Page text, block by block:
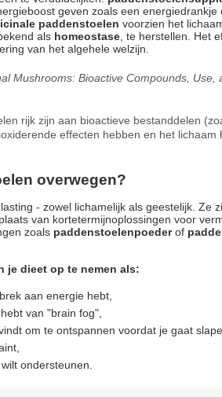
geven zoals een energiedrankje
paddenstoelen voorzien het
als homeostase , te herstellen. Het
van het algehele welzijn.
Mushrooms: Bioactive Compounds, Use,
rijk zijn aan bioactieve bestanddelen
effecten hebben en het lichaam
overwegen?
- zowel lichamelijk als geestelijk. Ze
van kortetermijnoplossingen voor
zoals paddenstoelenpoederof
je dieet op te nemen als:
aan energie hebt,
van "brain fog",
om te ontspannen voordat je gaat
ondersteunen.